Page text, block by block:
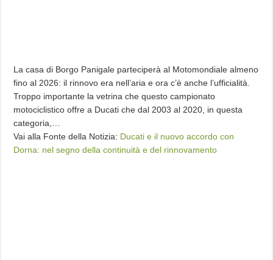
La casa di Borgo Panigale parteciperà al Motomondiale almeno
fino al 2026: il rinnovo era nell’aria e ora c’è anche l’ufficialità.
Troppo importante la vetrina che questo campionato
motociclistico offre a Ducati che dal 2003 al 2020, in questa
categoria,…
Vai alla Fonte della Notizia: Ducati e il nuovo accordo con
Dorna: nel segno della continuità e del rinnovamento